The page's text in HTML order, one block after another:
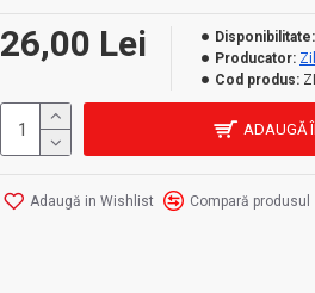
26,00 Lei Disponibilitate:
Producator:
Cod produs:
ADAUGĂ
Adaugă in Wishlist Compară produsul